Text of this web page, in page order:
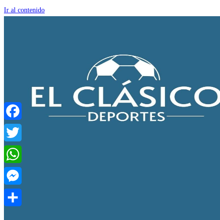
Ir al contenido
Facebook
Twitter
WhatsApp
Messenger